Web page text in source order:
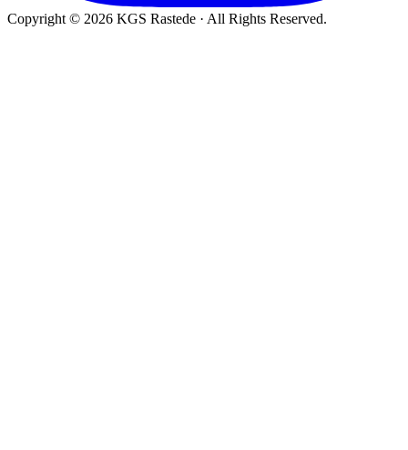
Copyright © 2026 KGS Rastede · All Rights Reserved.